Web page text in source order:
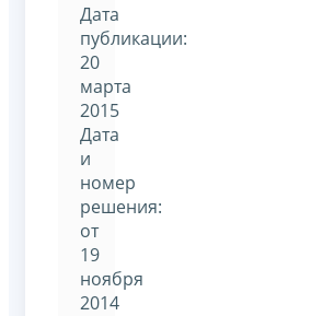
Дата
публикации:
20
марта
2015
Дата
и
номер
решения:
от
19
ноября
2014